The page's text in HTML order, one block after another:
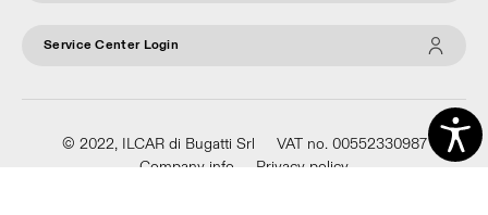
Service Center Login
© 2022, ILCAR di Bugatti Srl
VAT no. 00552330987
Company info
Privacy policy